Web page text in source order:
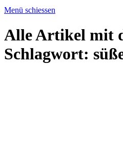
Menü schiessen
Alle Artikel mit
Schlagwort: